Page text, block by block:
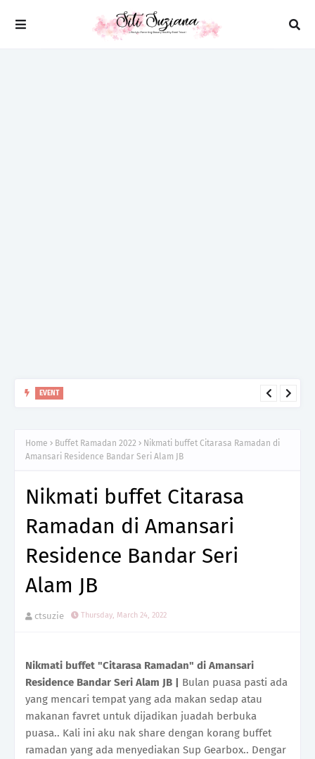
BAHRU BERTEMAKAN SANTAPAN RASA PARAGON
Home Buffet Ramadan 2022
Nikmati buffet Citarasa Ramadan di
Amansari Residence Bandar Seri Alam JB
Nikmati buffet Citarasa
Ramadan di Amansari
Residence Bandar Seri
Alam JB
ctsuzie Thursday, March 24, 2022
Nikmati buffet "Citarasa Ramadan" di Amansari
Residence Bandar Seri Alam JB | Bulan puasa pasti ada
yang mencari tempat yang ada makan sedap atau
makanan favret untuk dijadikan juadah berbuka
puasa.. Kali ini aku nak share dengan korang buffet
ramadan yang ada menyediakan Sup Gearbox.. Dengar